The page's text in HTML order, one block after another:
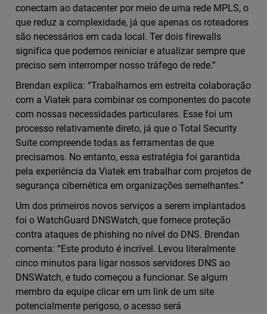
conectam ao datacenter por meio de uma rede MPLS, o
que reduz a complexidade, já que apenas os roteadores
são necessários em cada local. Ter dois firewalls
significa que podemos reiniciar e atualizar sempre que
preciso sem interromper nosso tráfego de rede.”
Brendan explica: “Trabalhamos em estreita colaboração
com a Viatek para combinar os componentes do pacote
com nossas necessidades particulares. Esse foi um
processo relativamente direto, já que o Total Security
Suite compreende todas as ferramentas de que
precisamos. No entanto, essa estratégia foi garantida
pela experiência da Viatek em trabalhar com projetos de
segurança cibernética em organizações semelhantes.”
Um dos primeiros novos serviços a serem implantados
foi o WatchGuard DNSWatch, que fornece proteção
contra ataques de phishing no nível do DNS. Brendan
comenta: “Este produto é incrível. Levou literalmente
cinco minutos para ligar nossos servidores DNS ao
DNSWatch, e tudo começou a funcionar. Se algum
membro da equipe clicar em um link de um site
potencialmente perigoso, o acesso será